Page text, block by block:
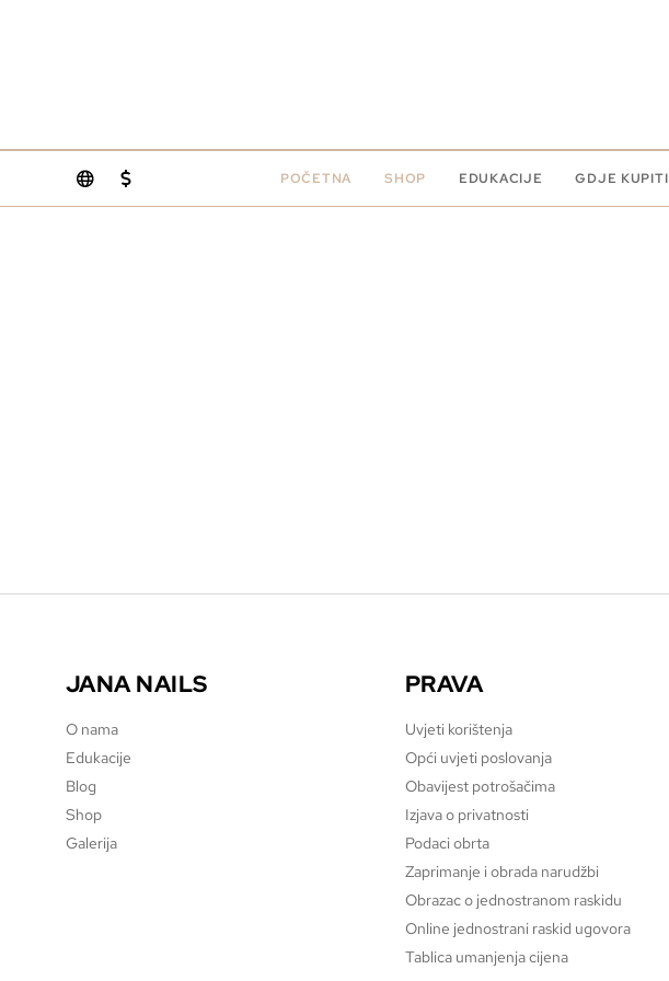
POČETNA SHOP EDUKACIJE GDJE KUPITI
JANA NAILS
O nama
Edukacije
Blog
Shop
Galerija
PRAVA
Uvjeti korištenja
Opći uvjeti poslovanja
Obavijest potrošačima
Izjava o privatnosti
Podaci obrta
Zaprimanje i obrada narudžbi
Obrazac o jednostranom raskidu
Online jednostrani raskid ugovora
Tablica umanjenja cijena